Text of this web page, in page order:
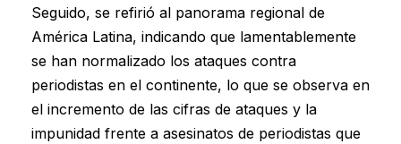
Seguido, se refirió al panorama regional de
América Latina, indicando que lamentablemente
se han normalizado los ataques contra
periodistas en el continente, lo que se observa en
el incremento de las cifras de ataques y la
impunidad frente a asesinatos de periodistas que